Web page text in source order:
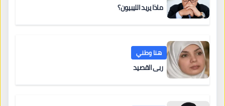
ماذا يريد الليبيون؟
هنا وطني
ربى القصيد